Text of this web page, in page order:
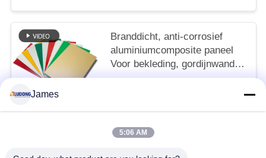
Branddicht, anti-corrosief
aluminiumcomposite paneel
Voor bekleding, gordijnwand,
interieur decoratie
James
5:06 AM